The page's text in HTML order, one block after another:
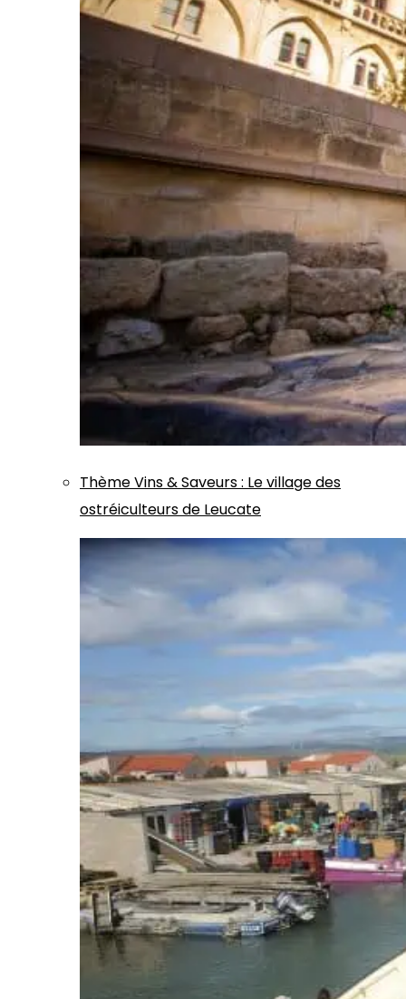
ThèmeVins & Saveurs: Le village des
ostréiculteurs de Leucate